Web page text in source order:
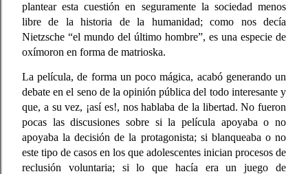
plantear esta cuestión en seguramente la sociedad menos
libre de la historia de la humanidad;como nos decía
Nietzsche “el mundo del último hombre”, es una especie de
oxímoron en forma de matrioska.
La película, de forma un poco mágica, acabó generando un
debate en el seno de la opinión pública del todo interesante y
que, a su vez, ¡así es!, nos hablaba de la libertad. No fueron
pocas las discusiones sobre si la película apoyaba o no
apoyaba la decisión de la protagonista; si blanqueaba o no
este tipo de casos en los que adolescentes inician procesos de
reclusión voluntaria; si lo que hacía era un juego de